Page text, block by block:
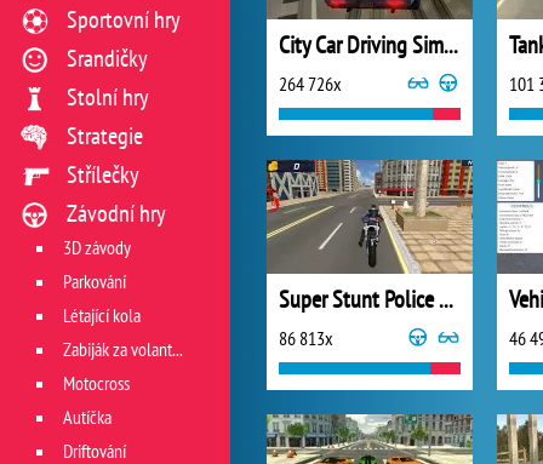
City Car Driving Simulator 3
264 726x 101
Super Stunt Police Bike Simulator 3D
86 813x 46
Sportovní hry
Srandičky
Stolní hry
Strategie
Střílečky
Závodní hry
3D závody
Parkování
Létající kola
Zabiják za volantem
Motocross
Autíčka
Driftování